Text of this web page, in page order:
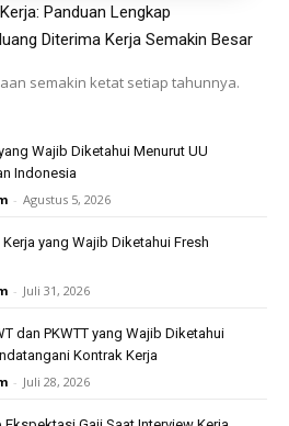
Panduan Lengkap
Diterima Kerja Semakin Besar
semakin ketat setiap tahunnya.
Wajib Diketahui Menurut UU
Indonesia
- Agustus 5, 2026
yang Wajib Diketahui Fresh
- Juli 31, 2026
dan PKWTT yang Wajib Diketahui
Kontrak Kerja
- Juli 28, 2026